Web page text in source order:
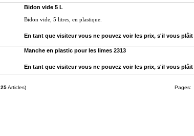
Bidon vide 5 L
Bidon vide, 5 litres, en plastique.
En tant que visiteur vous ne pouvez voir les prix, s'il vous plâit
Manche en plastic pour les limes 2313
En tant que visiteur vous ne pouvez voir les prix, s'il vous plâit
25Articles) Pages: